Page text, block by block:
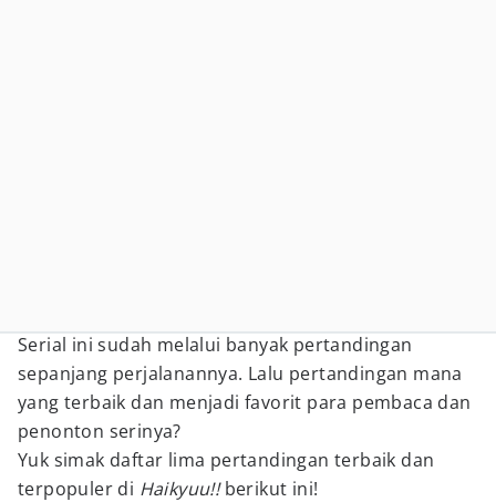
Serial ini sudah melalui banyak pertandingan
sepanjang perjalanannya. Lalu pertandingan mana
yang terbaik dan menjadi favorit para pembaca dan
penonton serinya?
Yuk simak daftar lima pertandingan terbaik dan
terpopuler di Haikyuu!!berikut ini!